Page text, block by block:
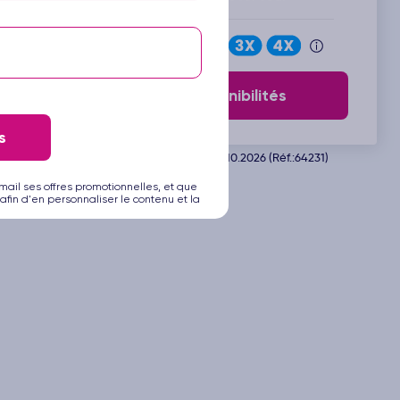
Voir les disponibilités
Départ de Barcelone le 16.10.2026 (Réf.:64231)
ses offres promotionnelles, et que
d'en personnaliser le contenu et la